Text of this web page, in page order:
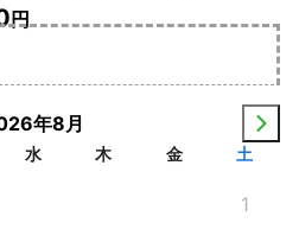
円
年8月
水 木 金 土
1